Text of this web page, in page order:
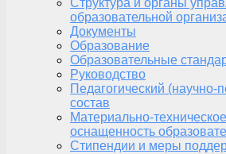
Структура и органы
образовательной
Документы
Образование
Образовательные
Руководство
Педагогический (научно-
состав
Материально-
оснащенность
Стипендии и меры